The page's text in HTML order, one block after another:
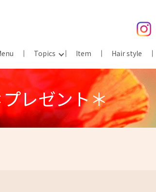
Topics Item Hair style
プレゼント＊